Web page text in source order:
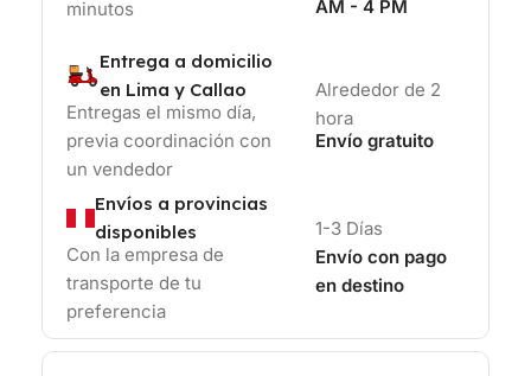
minutos
AM - 4 PM
Entrega a domicilio
en Lima y Callao
Entregas el mismo día,
previa coordinación con
un vendedor
Alrededor de 2
hora
Envío gratuito
Envíos a provincias
disponibles
Con la empresa de
transporte de tu
preferencia
1-3 Días
Envío con pago
en destino